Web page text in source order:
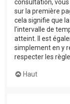
consultation,
sur la première
cela signifie que
l’intervalle de
atteint. Il est
simplement en y
respecter les
Haut